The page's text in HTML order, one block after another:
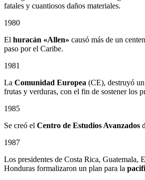
fatales y cuantiosos daños materiales.
1980
El huracán «Allen» causó más de un
paso por el Caribe.
1981
La Comunidad Europea (CE), destruyó
frutas y verduras, con el fin de sostener los
1985
Se creó el Centro de Estudios Avanzados
1987
Los presidentes de Costa Rica, Guatemala,
Honduras formalizaron un plan para la